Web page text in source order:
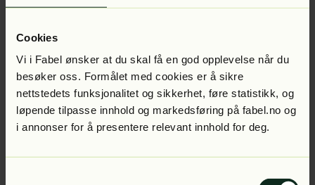
Cookies
Vi i Fabel ønsker at du skal få en god opplevelse når du
besøker oss. Formålet med cookies er å sikre
nettstedets funksjonalitet og sikkerhet, føre statistikk, og
løpende tilpasse innhold og markedsføring på fabel.no og
i annonser for å presentere relevant innhold for deg.